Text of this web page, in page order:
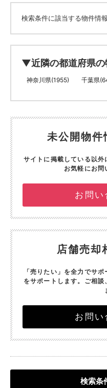
検索条件に該当する物件情
▼近隣の都道府県の
神奈川県(1955) 千葉県
未公開物件
サイトに掲載している以外
お気軽にお問
お問い
店舗売却
「売りたい」を全力でサポ
をサポートします。 ご相談
お問い
検索条